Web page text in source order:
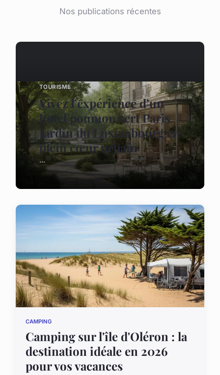
Nos publications récentes
TOURISME
Vivez l’expérience d’un
hotel poumon vert Paris
Jardin du Luxembourg en
plein cœur urbain
...
CAMPING
Camping sur l'île d'Oléron : la
destination idéale en 2026
pour vos vacances